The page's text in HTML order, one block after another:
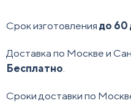
Срок изготовления до 60
Доставка по Москве и
Бесплатно.
Сроки доставки по